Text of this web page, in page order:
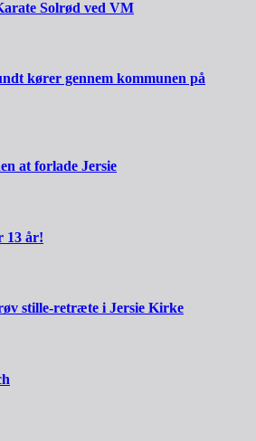
Solrød ved VM
kører gennem kommunen på
at forlade Jersie
13 år!
stille-retræte i Jersie Kirke